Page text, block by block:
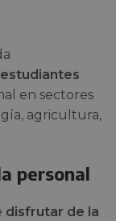
en sectores
agricultura,
personal
disfrutar de la